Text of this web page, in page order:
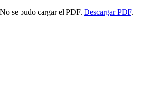
No se pudo cargar el PDF. Descargar PDF.